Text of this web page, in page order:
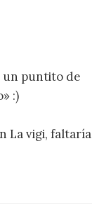
un puntito de
:)
La vigi, faltaría